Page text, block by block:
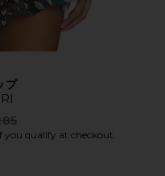
プ
price:
you qualify at checkout.